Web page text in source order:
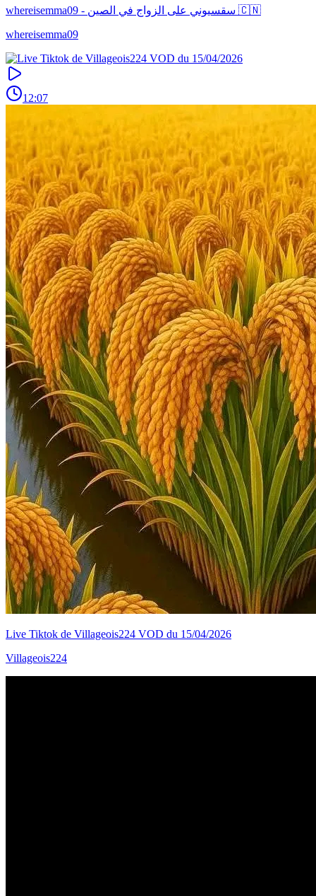
whereisemma09 - سقسيوني على الزواج في الصين 🇨🇳
whereisemma09
12:07
Live Tiktok de Villageois224 VOD du 15/04/2026
Villageois224